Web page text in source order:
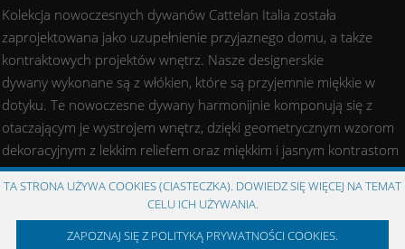
Kolekcja nowoczesnych dywanów Cattelan Italia została
zaprojektowana jako uzupełnienie przyjaznego domu, a także
kontraktowych projektów wnętrz. Nasze designerskie
dywany wykonane są z włókien, które są przyjemnie miękkie w
dotyku. Te nowoczesne dywany harmonijnie komponują się z
otaczającym je wystrojem wnętrz, dzięki geometrycznym wzorom
dekoracyjnym z lekkim reliefem oraz miękkim i jasnym kontrastom
chromatycznym. Dostępna jest szeroka gama różnych rozmiarów
nowoczesnych dywanów prostokątnych, a także niektóre modele
dywanów okrągłych.
TA STRONA UŻYWA COOKIES (CIASTECZKA). DOWIEDZ SIĘ WIĘCEJ NA TEMAT
CELU ICH UŻYWANIA.
ZAPOZNAJ SIĘ Z POLITYKĄ PRYWATNOŚCI COOKIES.